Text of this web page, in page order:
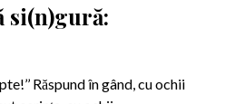
si(n)gură:
Răspund în gând, cu ochii